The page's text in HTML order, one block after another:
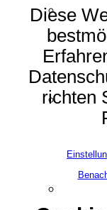
Diese
richten